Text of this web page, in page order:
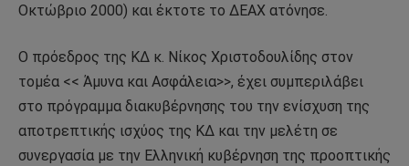
Οκτώβριο 2000) και έκτοτε το ΔΕΑΧ ατόνησε.
Ο πρόεδρος της ΚΔ κ. Νίκος Χριστοδουλίδης στον
τομέα << Άμυνα και Ασφάλεια>>, έχει συμπεριλάβει
στο πρόγραμμα διακυβέρνησης του την ενίσχυση της
αποτρεπτικής ισχύος της ΚΔ και την μελέτη σε
συνεργασία με την Ελληνική κυβέρνηση της προοπτικής